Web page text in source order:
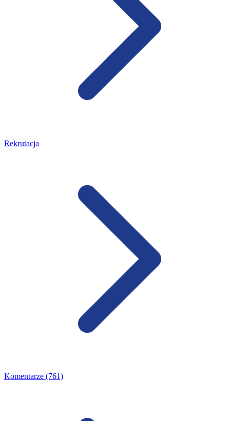
Rekrutacja
Komentarze (761)